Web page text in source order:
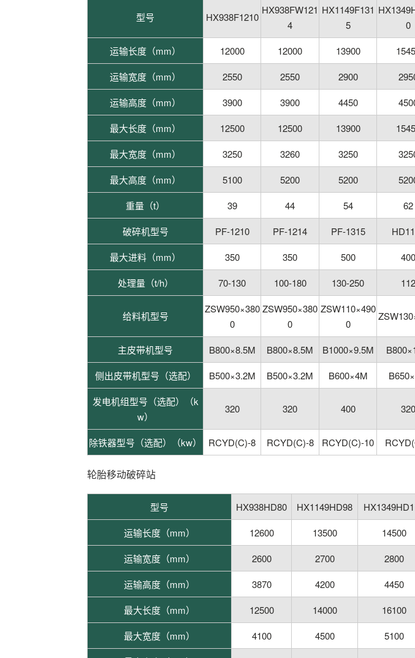
型号 HX938F1210
HX938FW121
4
HX1149F131
5
0
运输长度（mm）
12000 12000 13900
运输宽度（mm）
2550 2550 2900
运输高度（mm）
3900 3900 4450
最大长度（mm）
12500 12500 13900
最大宽度（mm）
3250 3260 3250
最大高度（mm）
5100 5200 5200
重量（t）
39 44 54 62
破碎机型号
PF-1210 PF-1214 PF-1315
最大进料（mm）
350 350 500 400
处理量（t/h）
70-130 100-180 130-250 112
给料机型号
ZSW950×380
0
ZSW950×380
0
ZSW110×490
0
主皮带机型号 B800×8.5M B800×8.5M B1000×9.5M
侧出皮带机型号（选配）
B500×3.2M B500×3.2M B600×4M
发电机组型号（选配）（k
w）
320 320 400 320
除铁器型号（选配）（kw） RCYD(C)-8 RCYD(C)-8 RCYD(C)-10
轮胎移动破碎站
型号 HX938HD80 HX1149HD98
运输长度（mm）
12600 13500 14500
运输宽度（mm）
2600 2700 2800
运输高度（mm）
3870 4200 4450
最大长度（mm）
12500 14000 16100
最大宽度（mm）
4100 4500 5100